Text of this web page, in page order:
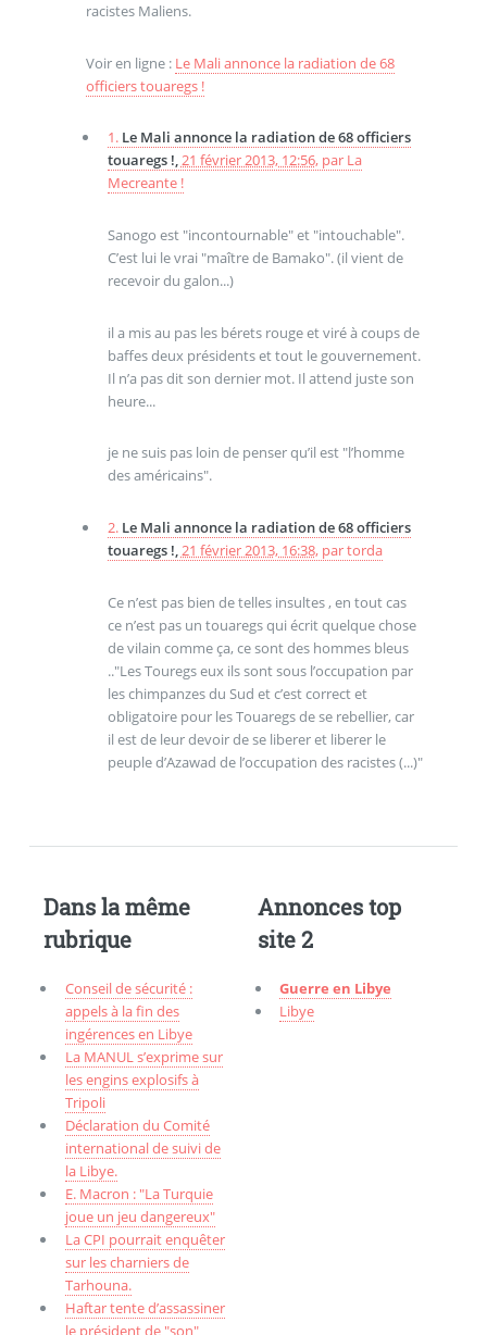
racistes Maliens.
Voir en ligne : Le Mali annonce la radiation de 68
officiers touaregs !
1. Le Mali annonce la radiation de 68 officiers
touaregs !,21 février 2013, 12:56, par La
Mecreante !
Sanogo est "incontournable" et "intouchable".
C’est lui le vrai "maître de Bamako". (il vient de
recevoir du galon...)
il a mis au pas les bérets rouge et viré à coups de
baffes deux présidents et tout le gouvernement.
Il n’a pas dit son dernier mot. Il attend juste son
heure...
je ne suis pas loin de penser qu’il est "l’homme
des américains".
2. Le Mali annonce la radiation de 68 officiers
touaregs !,21 février 2013, 16:38, partorda
Ce n’est pas bien de telles insultes , en tout cas
ce n’est pas un touaregs qui écrit quelque chose
de vilain comme ça, ce sont des hommes bleus
.."Les Touregs eux ils sont sous l’occupation par
les chimpanzes du Sud et c’est correct et
obligatoire pour les Touaregs de se rebellier, car
il est de leur devoir de se liberer et liberer le
peuple d’Azawad de l’occupation des racistes (...)"
Dans la même
rubrique
Conseil de sécurité :
appels à la fin des
ingérences en Libye
La MANUL s’exprime sur
les engins explosifs à
Tripoli
Déclaration du Comité
international de suivi de
la Libye.
E. Macron : "La Turquie
joue un jeu dangereux"
La CPI pourrait enquêter
sur les charniers de
Tarhouna.
Haftar tente d’assassiner
le président de "son"
Annonces top
site 2
Guerre en Libye
Libye